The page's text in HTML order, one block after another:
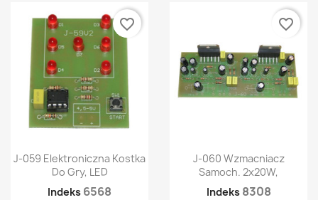
J-059 Elektroniczna Kostka
Do Gry, LED
Indeks 6568
favorite_border
J-060 Wzmacniacz
Samoch. 2x20W,
Indeks 8308
favorite_border